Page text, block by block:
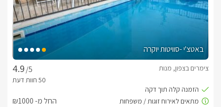
באטצ'י -סוויטות יוקרה
/5
צימרים בצפון, מנות
החל מ- ₪1000